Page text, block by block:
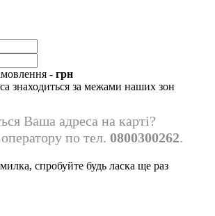
- грн
знаходиться за межами наших зон
Ваша адреса на карті?
по тел. 0800300262.
спробуйте будь ласка ще раз